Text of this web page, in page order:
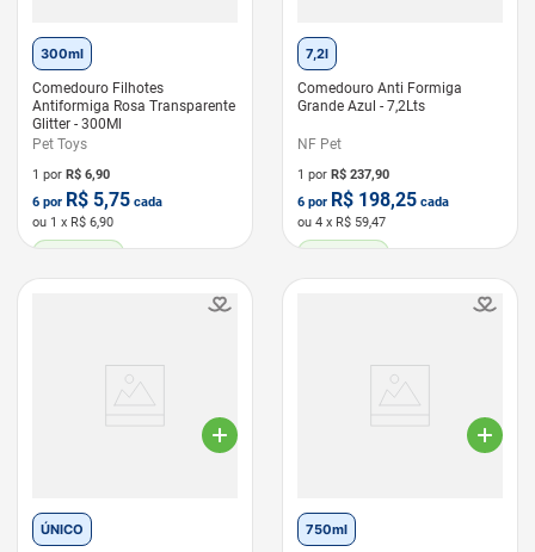
300ml
Comedouro Filhotes
Antiformiga Rosa Transparente
Glitter - 300Ml
Pet Toys
1 por R$ 6,90
6 por R$ 5,75 cada
ou 1 x R$ 6,90
7,2l
Comedouro Anti Formiga
Grande Azul - 7,2Lts
NF Pet
1 por R$ 237,90
6 por R$ 198,25 cada
ou 4 x R$ 59,47
ÚNICO 750ml